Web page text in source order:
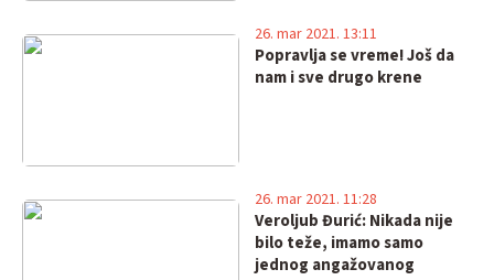
Popravlja se vreme! Još da
nam i sve drugo krene
26. mar 2021. 13:11
Veroljub Đurić: Nikada nije
bilo teže, imamo samo
jednog angažovanog
26. mar 2021. 11:28